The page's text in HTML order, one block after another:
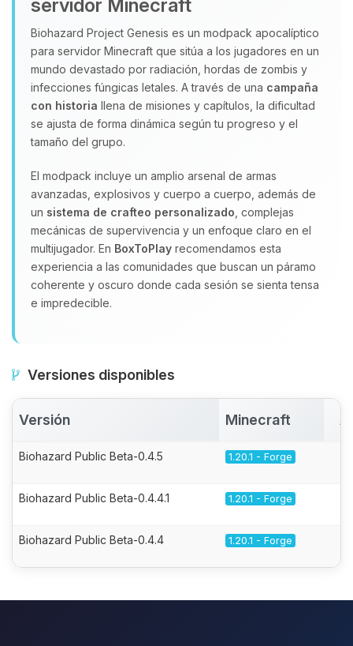
servidor Minecraft
Biohazard Project Genesis es un modpack apocalíptico
para servidor Minecraft que sitúa a los jugadores en un
mundo devastado por radiación, hordas de zombis y
infecciones fúngicas letales. A través de una campaña
con historia llena de misiones y capítulos, la dificultad
se ajusta de forma dinámica según tu progreso y el
tamaño del grupo.
El modpack incluye un amplio arsenal de armas
avanzadas, explosivos y cuerpo a cuerpo, además de
un sistema de crafteo personalizado , complejas
mecánicas de supervivencia y un enfoque claro en el
multijugador. En BoxToPlay recomendamos esta
experiencia a las comunidades que buscan un páramo
coherente y oscuro donde cada sesión se sienta tensa
e impredecible.
Versiones disponibles
Versión Minecraft
Biohazard Public Beta-0.4.5 1.20.1 - Forge
Biohazard Public Beta-0.4.4.1 1.20.1 - Forge
Biohazard Public Beta-0.4.4 1.20.1 - Forge